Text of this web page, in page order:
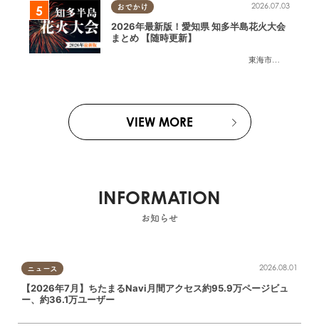
おでかけ
東海市
,大府市
2026.07.03
2026年最新版！愛知県 知多半島花火大会
まとめ 【随時更新】
VIEW MORE
INFORMATION
お知らせ
ニュース 2026.08.01
【2026年7月】ちたまるNavi月間アクセス約95.9万ページビュ
ー、約36.1万ユーザー